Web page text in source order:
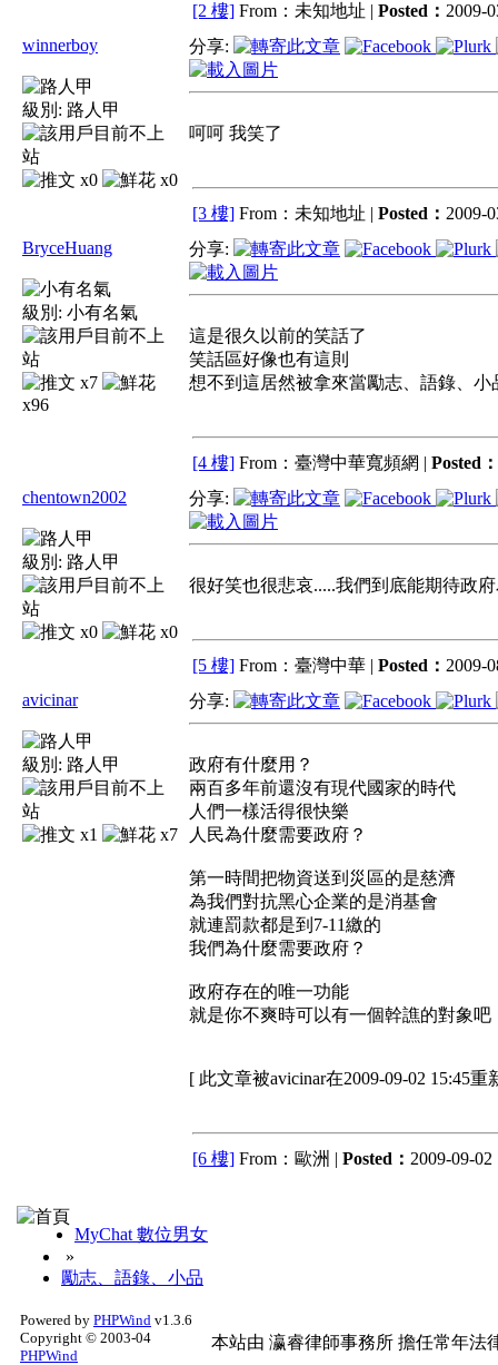
[2 樓] From：未知地址 | Posted： 2009-
winnerboy
級別: 路人甲
x0 x0
分享:
呵呵 我笑了
[3 樓] From：未知地址 | Posted： 2009-
BryceHuang
級別: 小有名氣
x7
x96
分享:
這是很久以前的笑話了
笑話區好像也有這則
想不到這居然被拿來當勵志、語錄、
[4 樓] From：臺灣中華寬頻網 | Posted：
chentown2002
級別: 路人甲
x0 x0
分享:
很好笑也很悲哀.....我們到底能期待政
[5 樓] From：臺灣中華 | Posted： 2009-
avicinar
級別: 路人甲
x1 x7
分享:
政府有什麼用？
兩百多年前還沒有現代國家的時代
人們一樣活得很快樂
人民為什麼需要政府？
第一時間把物資送到災區的是慈濟
為我們對抗黑心企業的是消基會
就連罰款都是到7-11繳的
我們為什麼需要政府？
政府存在的唯一功能
就是你不爽時可以有一個幹譙的對象吧
[ 此文章被avicinar在2009-09-02 15:45重
[6 樓] From：歐洲 | Posted： 2009-09-02
MyChat 數位男女
»
勵志、語錄、小品
Powered by PHPWind v1.3.6
Copyright © 2003-04
PHPWind
本站由 瀛睿律師事務所 擔任常年法